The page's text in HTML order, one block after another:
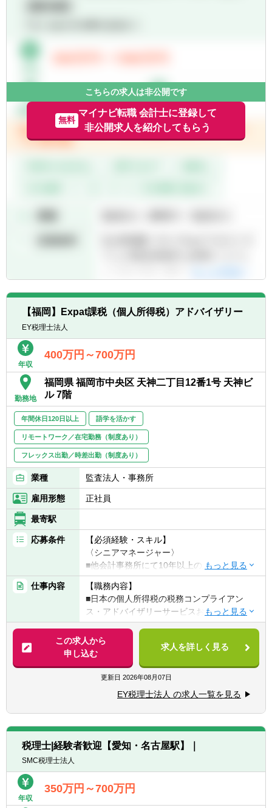
週2日程度）
こちらの求人は非公開です
無料
マイナビ転職 会計士に登録して
非公開求人を紹介してもらう
【福岡】Expat課税（個人所得税）アドバイザリー
EY税理士法人
年収
400万円～700万円
勤務地
福岡県 福岡市中央区 天神二丁目12番1号 天神ビ
ル 7階
年間休日120日以上 語学を活かす
リモートワーク／在宅勤務（制度あり）
フレックス出勤／時差出勤（制度あり）
業種 監査法人・事務所
雇用形態 正社員
最寄駅
応募条件
【必須経験・スキル】
〈シニアマネージャー〉
■他会計事務所にて10年以上の上記業務内容
の経験あり
■日本語：ビジネスレベル
■英語：TOEIC 860点以上を目安として英語
の読み書きに苦労しないレベル
■Microsoft Excel・Word・Powerpointの使用
経験
〈マネージャー〉
■他会計事務所にて7年以上の上記業務内容の
経験あり
の読み書きに苦労しないレベル
■Microsoft Excel・Word・Powerpointの使用
〈シニア～アシスタントマネージャー〉
■他会計事務所にて4年以上の上記業務内容の
仕事内容
【職務内容】
■日本の個人所得税の税務コンプライアン
ス・アドバイザリーサービスおよび関連サー
ビス
【具体的には】
▽日本企業および外資系企業海外赴任者（日
本→海外、海外→日本）の個人税務に関する
サービス提供
■日本の確定申告書作成・レビュー・提出
■個人の状況に応じた Tax Briefing（所得税・
住民税の説明）の提供
■所得税・住民税の納税サポート
■税務調査対応、Tax Equalization（税負担調
この求人から
申し込む
求人を詳しく見る
更新日 2026年08月07日
EY税理士法人 の求人一覧を見る
税理士|経験者歓迎【愛知・名古屋駅】｜
SMC税理士法人
年収
350万円～700万円